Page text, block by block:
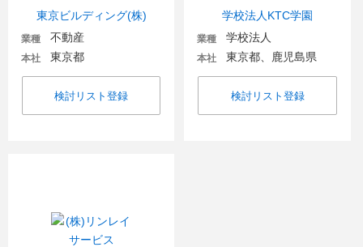
東京ビルディング(株)
業種 不動産
本社 東京都
検討リスト登録
学校法人KTC学園
業種 学校法人
本社 東京都、鹿児島県
検討リスト登録